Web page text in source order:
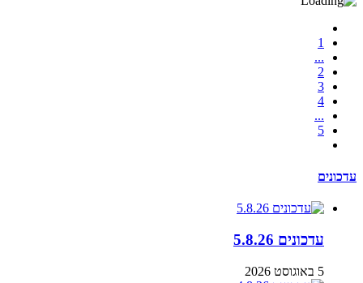
1
...
2
3
4
...
5
עדכונים
עדכונים 5.8.26
5 באוגוסט 2026